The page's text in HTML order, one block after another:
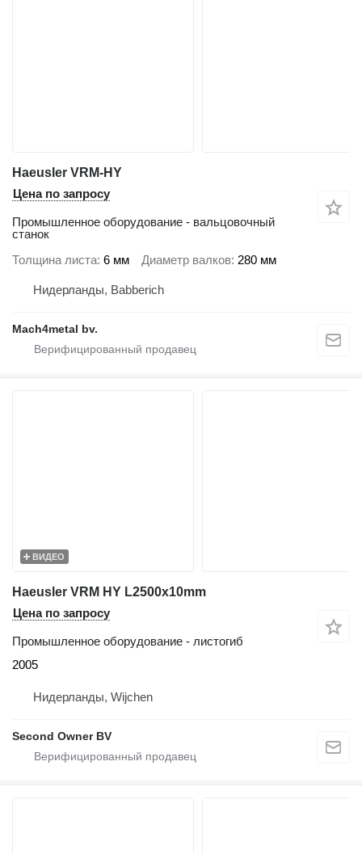
Haeusler VRM-HY
Цена по запросу
Промышленное оборудование - вальцовочный
станок
Толщина листа 6 мм Диаметр валков 280 мм
Нидерланды, Babberich
Mach4metal bv.
ВИДЕО
Haeusler VRM HY L2500x10mm
Цена по запросу
Промышленное оборудование - листогиб
2005
Нидерланды, Wijchen
Second Owner BV